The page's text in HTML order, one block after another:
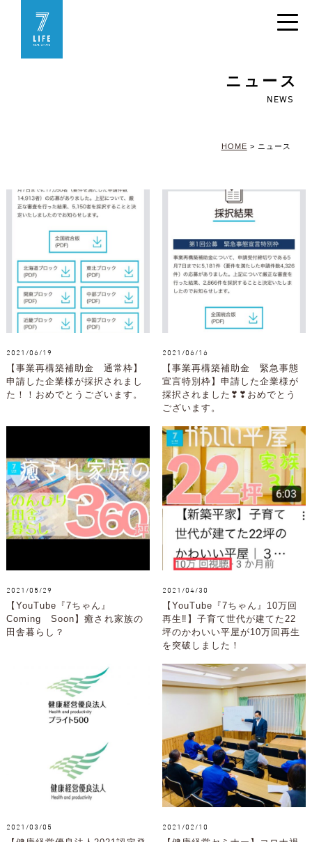
ニュース
NEWS
HOME > ニュース
2021/06/19
【事業再構築補助金 通常枠】
申請した企業様が採択されまし
た！！おめでとうございます。
2021/06/16
【事業再構築補助金 緊急事態
宣言特別枠】申請した企業様が
採択されました❣❣おめでとう
ございます。
2021/05/29
【YouTube『7ちゃん』
Coming Soon】癒され家族の
田舎暮らし？
2021/04/30
【YouTube『7ちゃん』10万回
再生‼】子育て世代が建てた22
坪のかわいい平屋が10万回再生
を突破しました！
2021/03/05 2021/02/10